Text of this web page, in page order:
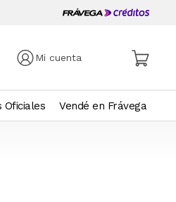
Mi cuenta
Oficiales Vendé en Frávega